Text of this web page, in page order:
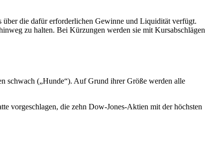
über die dafür erforderlichen Gewinne und Liquidität verfügt.
zu halten. Bei Kürzungen werden sie mit Kursabschlägen
schwach („Hunde“). Auf Grund ihrer Größe werden alle
vorgeschlagen, die zehn Dow-Jones-Aktien mit der höchsten